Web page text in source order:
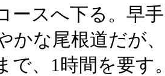
ースへ下る。早
かな尾根道だが
で、1時間を要す